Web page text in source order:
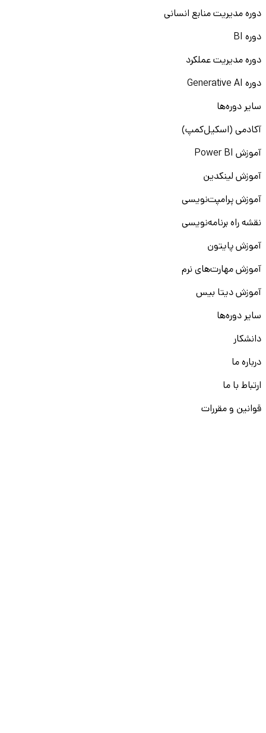
دوره مدیریت منابع انسانی
دوره BI
دوره مدیریت عملکرد
دوره Generative AI
سایر دوره‌ها
آکادمی (اسکیل‌کمپ)
آموزش Power BI
آموزش لینکدین
آموزش پرامپت‌نویسی
نقشه راه برنامه‌نویسی
آموزش پایتون
آموزش مهارت‌های نرم
آموزش دیتا بیس
سایر دوره‌ها
دانشکار
درباره ما
ارتباط با ما
قوانین و مقررات